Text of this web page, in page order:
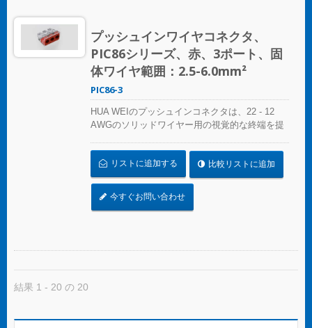
う – HUA WEIのプッシュインワイヤコネクタを
選んでください。 UL 486Cの基準に準拠してく
ださい。
プッシュインワイヤコネクタ、
PIC86シリーズ、赤、3ポート、固
体ワイヤ範囲：2.5-6.0mm²
PIC86-3
HUA WEIのプッシュインコネクタは、22 - 12
AWGのソリッドワイヤー用の視覚的な終端を提
定は簡単で、コンパクトなサイズは狭いスペー
スにシームレスにフィットします。照明設置、
プレファブリケート配線システム、分岐回路配
線など、さまざまな用途に最適です。 複雑なね
じれにさよならを告げましょう – コンパクトで
リストに追加する 比較リストに追加
今すぐお問い合わせ
結果 1 - 20 の 20